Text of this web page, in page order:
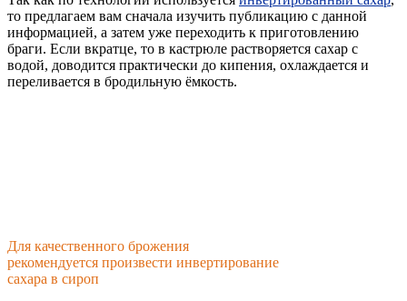
то предлагаем вам сначала изучить публикацию с данной
информацией, а затем уже переходить к приготовлению
браги. Если вкратце, то в кастрюле растворяется сахар с
водой, доводится практически до кипения, охлаждается и
переливается в бродильную ёмкость.
Для качественного брожения
рекомендуется произвести инвертирование
сахара в сироп